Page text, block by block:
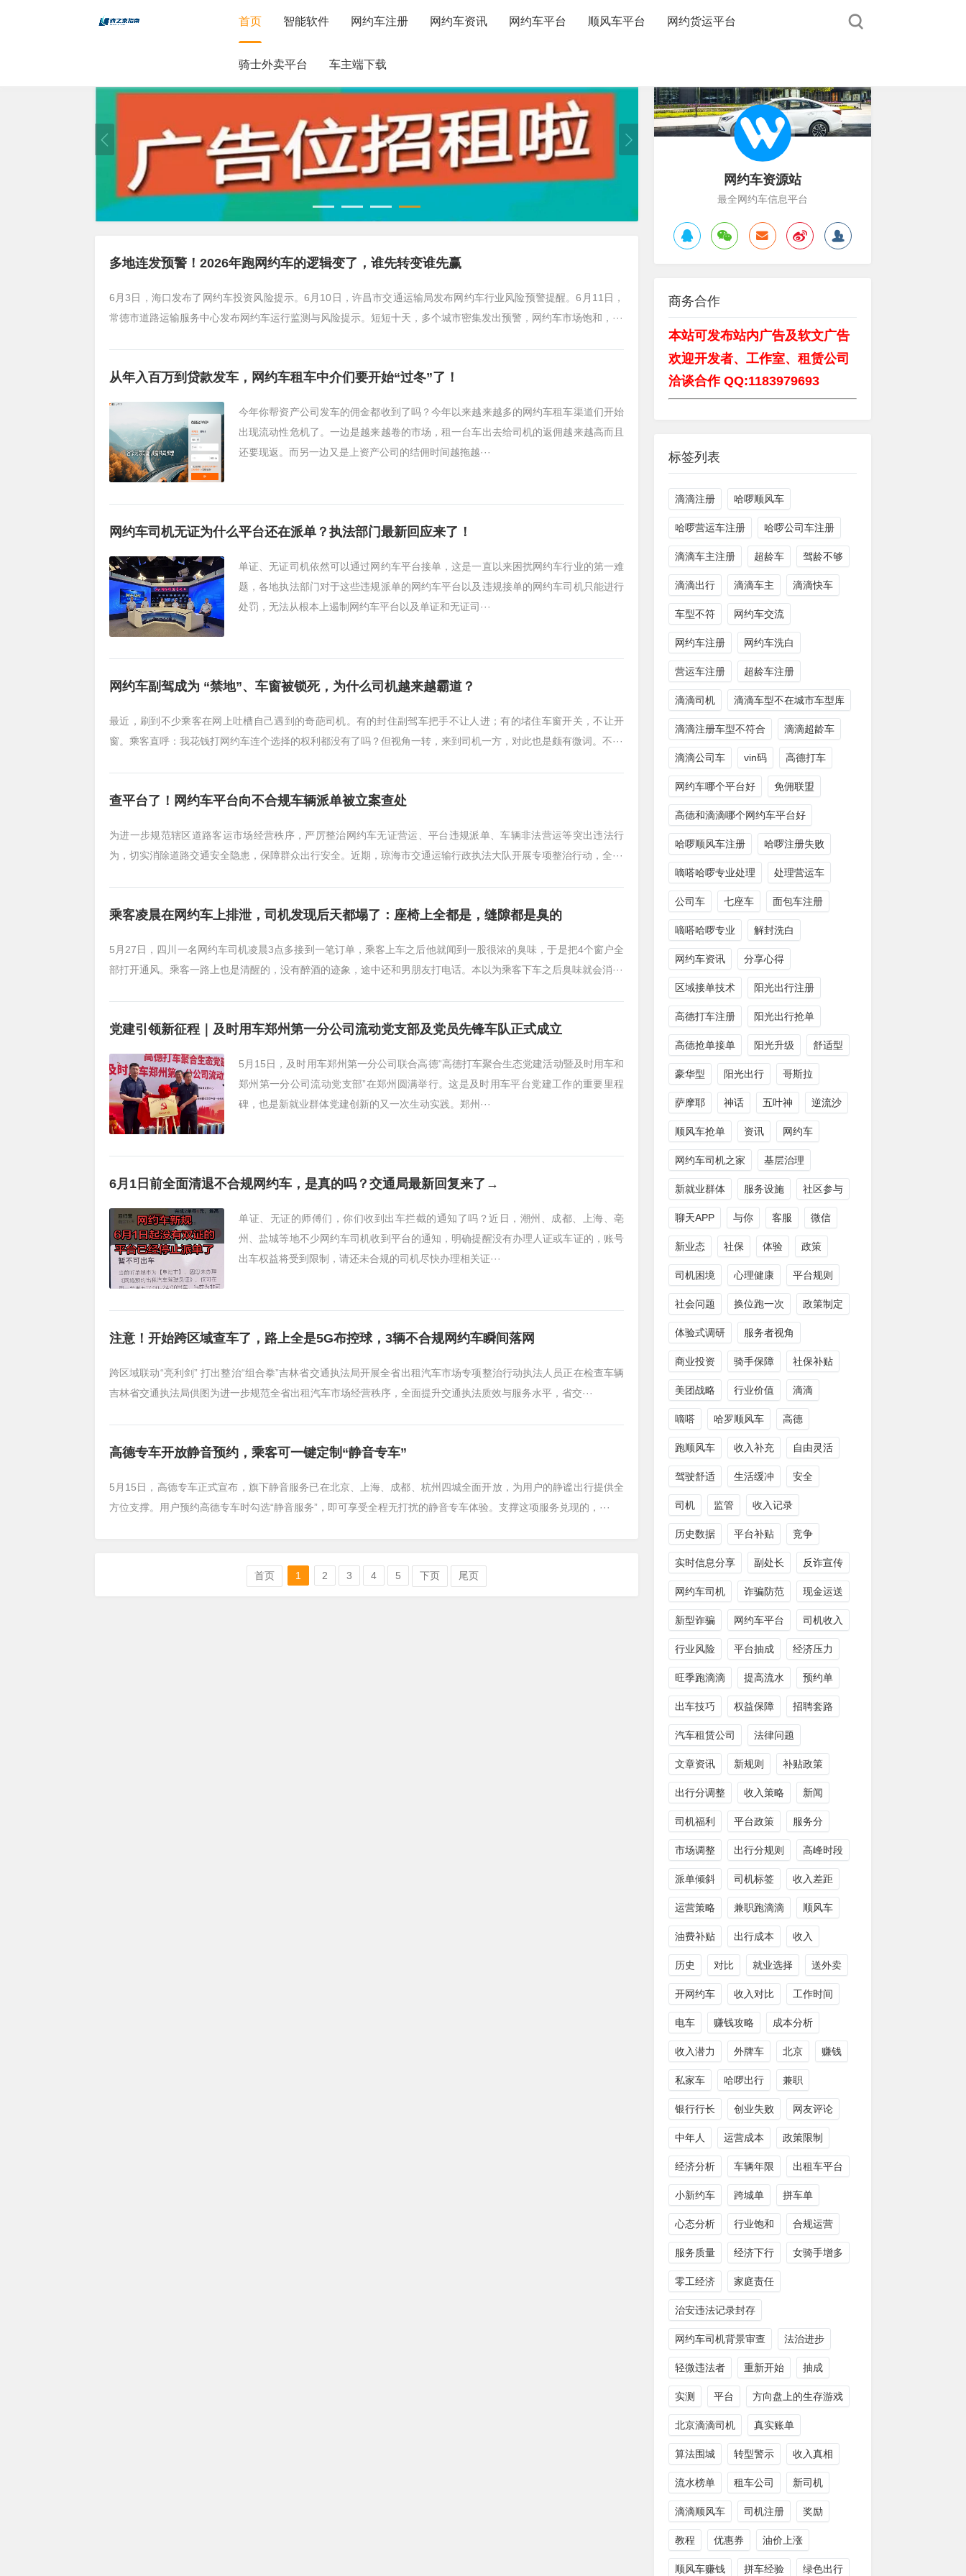
首页 智能软件 网约车注册 网约车资讯 网约车平台 顺风车平台 网约货运平台
骑士外卖平台 车主端下载
多地连发预警！2026年跑网约车的逻辑变了，谁先转变谁先赢
6月3日，海口发布了网约车投资风险提示。6月10日，许昌市交通运输局发布网约车行业风险预警提醒。6月11日，
常德市道路运输服务中心发布网约车运行监测与风险提示。短短十天，多个城市密集发出预警，网约车市场饱和，···
从年入百万到贷款发车，网约车租车中介们要开始“过冬”了！
今年你帮资产公司发车的佣金都收到了吗？今年以来越来越多的网约车租车渠道们开始
出现流动性危机了。一边是越来越卷的市场，租一台车出去给司机的返佣越来越高而且
还要现返。而另一边又是上资产公司的结佣时间越拖越···
网约车司机无证为什么平台还在派单？执法部门最新回应来了！
单证、无证司机依然可以通过网约车平台接单，这是一直以来困扰网约车行业的第一难
题，各地执法部门对于这些违规派单的网约车平台以及违规接单的网约车司机只能进行
处罚，无法从根本上遏制网约车平台以及单证和无证司···
网约车副驾成为 “禁地”、车窗被锁死，为什么司机越来越霸道？
最近，刷到不少乘客在网上吐槽自己遇到的奇葩司机。有的封住副驾车把手不让人进；有的堵住车窗开关，不让开
窗。乘客直呼：我花钱打网约车连个选择的权利都没有了吗？但视角一转，来到司机一方，对此也是颇有微词。不···
查平台了！网约车平台向不合规车辆派单被立案查处
为进一步规范辖区道路客运市场经营秩序，严厉整治网约车无证营运、平台违规派单、车辆非法营运等突出违法行
为，切实消除道路交通安全隐患，保障群众出行安全。近期，琼海市交通运输行政执法大队开展专项整治行动，全···
乘客凌晨在网约车上排泄，司机发现后天都塌了：座椅上全都是，缝隙都是臭的
5月27日，四川一名网约车司机凌晨3点多接到一笔订单，乘客上车之后他就闻到一股很浓的臭味，于是把4个窗户全
部打开通风。乘客一路上也是清醒的，没有醉酒的迹象，途中还和男朋友打电话。本以为乘客下车之后臭味就会消···
党建引领新征程｜及时用车郑州第一分公司流动党支部及党员先锋车队正式成立
5月15日，及时用车郑州第一分公司联合高德“高德打车聚合生态党建活动暨及时用车和
郑州第一分公司流动党支部”在郑州圆满举行。这是及时用车平台党建工作的重要里程
碑，也是新就业群体党建创新的又一次生动实践。郑州···
6月1日前全面清退不合规网约车，是真的吗？交通局最新回复来了→
单证、无证的师傅们，你们收到出车拦截的通知了吗？近日，潮州、成都、上海、亳
州、盐城等地不少网约车司机收到平台的通知，明确提醒没有办理人证或车证的，账号
出车权益将受到限制，请还未合规的司机尽快办理相关证···
注意！开始跨区域查车了，路上全是5G布控球，3辆不合规网约车瞬间落网
跨区域联动“亮利剑” 打出整治“组合拳”吉林省交通执法局开展全省出租汽车市场专项整治行动执法人员正在检查车辆
吉林省交通执法局供图为进一步规范全省出租汽车市场经营秩序，全面提升交通执法质效与服务水平，省交···
高德专车开放静音预约，乘客可一键定制“静音专车”
5月15日，高德专车正式宣布，旗下静音服务已在北京、上海、成都、杭州四城全面开放，为用户的静谧出行提供全
方位支撑。用户预约高德专车时勾选“静音服务”，即可享受全程无打扰的静音专车体验。支撑这项服务兑现的，···
首页 1 2 3 4 5 下页 尾页
网约车资源站
最全网约车信息平台
商务合作
本站可发布站内广告及软文广告
欢迎开发者、工作室、租赁公司
洽谈合作 QQ:1183979693
标签列表
滴滴注册 哈啰顺风车
哈啰营运车注册 哈啰公司车注册
滴滴车主注册 超龄车 驾龄不够
滴滴出行 滴滴车主 滴滴快车
车型不符 网约车交流
网约车注册 网约车洗白
营运车注册 超龄车注册
滴滴司机 滴滴车型不在城市车型库
滴滴注册车型不符合 滴滴超龄车
滴滴公司车 vin码 高德打车
网约车哪个平台好 免佣联盟
高德和滴滴哪个网约车平台好
哈啰顺风车注册 哈啰注册失败
嘀嗒哈啰专业处理 处理营运车
公司车 七座车 面包车注册
嘀嗒哈啰专业 解封洗白
网约车资讯 分享心得
区域接单技术 阳光出行注册
高德打车注册 阳光出行抢单
高德抢单接单 阳光升级 舒适型
豪华型 阳光出行 哥斯拉
萨摩耶 神话 五叶神 逆流沙
顺风车抢单 资讯 网约车
网约车司机之家 基层治理
新就业群体 服务设施 社区参与
聊天APP 与你 客服 微信
新业态 社保 体验 政策
司机困境 心理健康 平台规则
社会问题 换位跑一次 政策制定
体验式调研 服务者视角
商业投资 骑手保障 社保补贴
美团战略 行业价值 滴滴
嘀嗒 哈罗顺风车 高德
跑顺风车 收入补充 自由灵活
驾驶舒适 生活缓冲 安全
司机 监管 收入记录
历史数据 平台补贴 竞争
实时信息分享 副处长 反诈宣传
网约车司机 诈骗防范 现金运送
新型诈骗 网约车平台 司机收入
行业风险 平台抽成 经济压力
旺季跑滴滴 提高流水 预约单
出车技巧 权益保障 招聘套路
汽车租赁公司 法律问题
文章资讯 新规则 补贴政策
出行分调整 收入策略 新闻
司机福利 平台政策 服务分
市场调整 出行分规则 高峰时段
派单倾斜 司机标签 收入差距
运营策略 兼职跑滴滴 顺风车
油费补贴 出行成本 收入
历史 对比 就业选择 送外卖
开网约车 收入对比 工作时间
电车 赚钱攻略 成本分析
收入潜力 外牌车 北京 赚钱
私家车 哈啰出行 兼职
银行行长 创业失败 网友评论
中年人 运营成本 政策限制
经济分析 车辆年限 出租车平台
小新约车 跨城单 拼车单
心态分析 行业饱和 合规运营
服务质量 经济下行 女骑手增多
零工经济 家庭责任
治安违法记录封存
网约车司机背景审查 法治进步
轻微违法者 重新开始 抽成
实测 平台 方向盘上的生存游戏
北京滴滴司机 真实账单
算法围城 转型警示 收入真相
流水榜单 租车公司 新司机
滴滴顺风车 司机注册 奖励
教程 优惠券 油价上涨
顺风车赚钱 拼车经验 绿色出行